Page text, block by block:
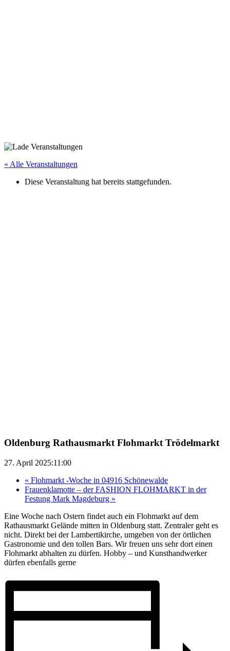
« Alle Veranstaltungen
Diese Veranstaltung hat bereits stattgefunden.
Oldenburg Rathausmarkt Flohmarkt Trödelmarkt
27. April 2025:11:00
« Flohmarkt -Woche in 04916 Schönewalde
Frauenklamotte – der FASHION FLOHMARKT in der
Festung Mark Magdeburg »
Eine Woche nach Ostern findet auch ein Flohmarkt auf dem
Rathausmarkt Gelände mitten in Oldenburg statt. Zentraler geht es
nicht. Direkt bei der Lambertikirche, umgeben von der örtlichen
Gastronomie und den tollen Bars. Wir freuen uns sehr dort einen
Flohmarkt abhalten zu dürfen. Hobby – und Kunsthandwerker
dürfen ebenfalls gerne